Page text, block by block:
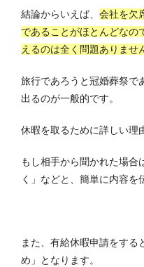
結論からいえば、 会社を欠
であることがほとんどなの
えるのは全く問題ありませ
旅行であろうと冠婚葬祭で
出るのが一般的です。
休暇を取るために詳しい理
もし相手から聞かれた場合
く」などと、簡単に内容を
また、有給休暇申請をする
め」となります。